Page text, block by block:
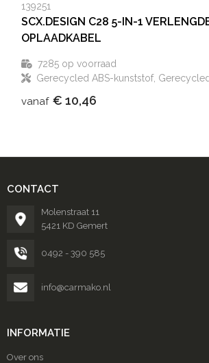
139251
SCX.DESIGN C28 5-IN-1
OPLAADKABEL
7285op voorraad
Gerecycled ABS-kunststof,
vanaf € 10,46
CONTACT
Molenstraat 11
5421 KD Gemert
0492 - 390 585
info@carmako.nl
INFORMATIE
Over ons